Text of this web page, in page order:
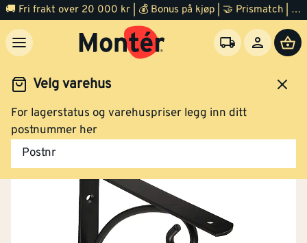
🚚 Fri frakt over 20 000 kr | 💰 Bonus på kjøp | 🤝 Prismatch | ⭐ 100% fornøyd garanti | 🏪 140 byggevarehus
Velg varehus
For lagerstatus og varehuspriser legg inn ditt
postnummer her
Postnr
Jernvare Hylleknekt